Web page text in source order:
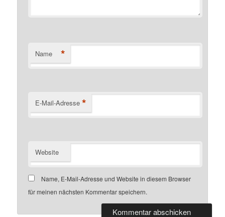
Name *
E-Mail-Adresse *
Website
Name, E-Mail-Adresse und Website in diesem Browser
für meinen nächsten Kommentar speichern.